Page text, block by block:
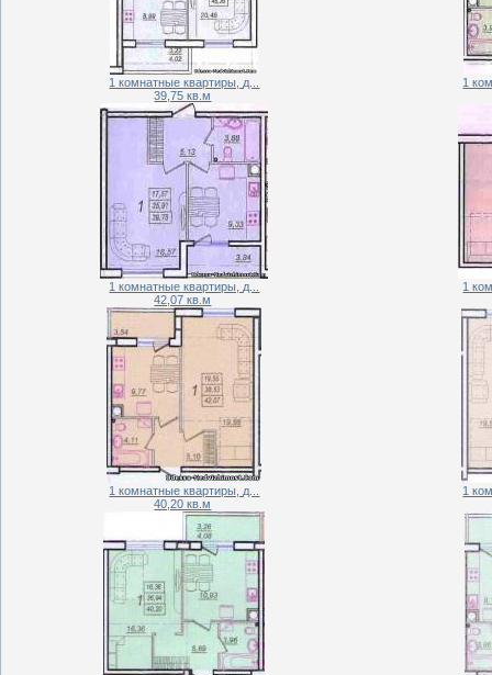
1 комнатные квартиры, д...
1
39,75 кв.м
1 комнатные квартиры, д...
1
42,07 кв.м
1 комнатные квартиры, д...
1
40,20 кв.м